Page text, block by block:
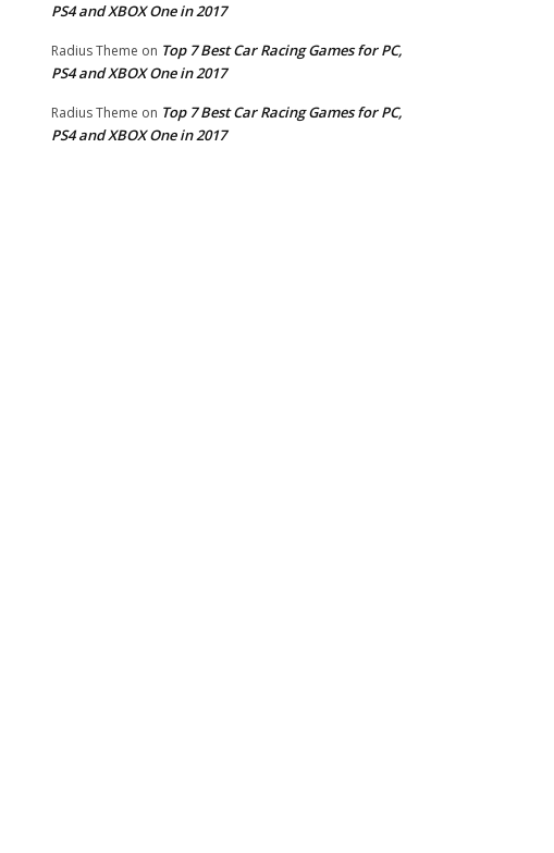
PS4 and XBOX One in 2017
Radius Theme on Top 7 Best Car Racing Games for PC,
PS4 and XBOX One in 2017
Radius Theme on Top 7 Best Car Racing Games for PC,
PS4 and XBOX One in 2017